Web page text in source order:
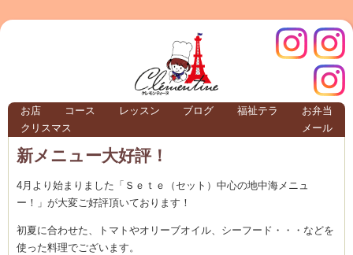
クレモンティーヌ – 新百合ヶ丘の料理教
お店 コース レッスン ブログ 福祉テラ
お弁当
クリスマス
メール
インス
クレモ
新メニュー大好評！
4月より始まりました「Ｓｅｔｅ（セット）中心の地中海メニュ
ー！」が大変ご好評頂いております！
初夏に合わせた、トマトやオリーブオイル、シーフード・・・などを
使った料理でございます。